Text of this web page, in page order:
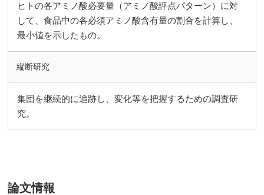
ヒトの各アミノ酸必要量（アミノ酸評点パターン）に対
して、食品中の各必須アミノ酸含有量の割合を計算し、
最小値を示したもの。
縦断研究
集団を継続的に追跡し、変化等を把握するための調査研
究。
論文情報